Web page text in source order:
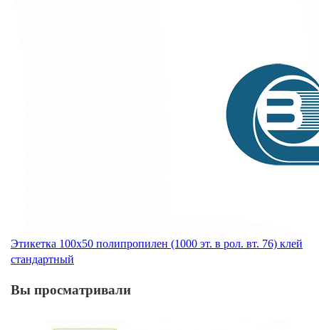
Этикетка 100х50 полипропилен (1000 эт. в рол. вт. 76) клей
стандартный
Вы просматривали